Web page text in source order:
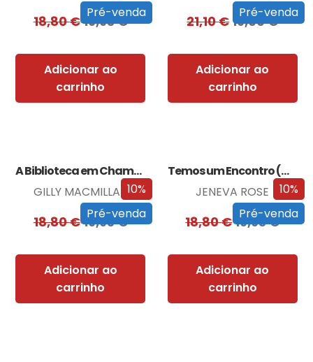
Pré-venda
18,80€16,93€
Adicionar ao
carrinho
Pré-venda
21,10€19,00€
Adicionar ao
carrinho
10%
Pré-venda
A Biblioteca em Chamas
GILLY MACMILLAN
18,80€16,93€
Adicionar ao
carrinho
10%
Pré-venda
Temos um Encontro (Outra Vez)
JENEVA ROSE
18,80€16,93€
Adicionar ao
carrinho